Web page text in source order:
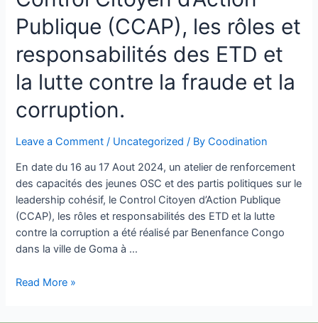
Publique (CCAP), les rôles et
responsabilités des ETD et
la lutte contre la fraude et la
corruption.
Leave a Comment / Uncategorized / ByCoodination
En date du 16 au 17 Aout 2024, un atelier de renforcement
des capacités des jeunes OSC et des partis politiques sur le
leadership cohésif, le Control Citoyen d’Action Publique
(CCAP), les rôles et responsabilités des ETD et la lutte
contre la corruption a été réalisé par Benenfance Congo
dans la ville de Goma à …
Read More »